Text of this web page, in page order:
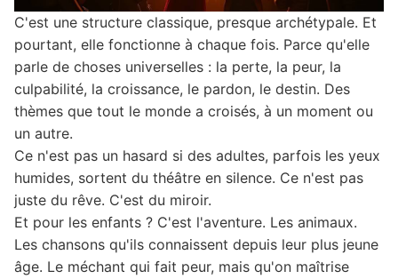
C'est une structure classique, presque archétypale. Et
pourtant, elle fonctionne à chaque fois. Parce qu'elle
parle de choses universelles : la perte, la peur, la
culpabilité, la croissance, le pardon, le destin. Des
thèmes que tout le monde a croisés, à un moment ou
un autre.
Ce n'est pas un hasard si des adultes, parfois les yeux
humides, sortent du théâtre en silence. Ce n'est pas
juste du rêve. C'est du miroir.
Et pour les enfants ? C'est l'aventure. Les animaux.
Les chansons qu'ils connaissent depuis leur plus jeune
âge. Le méchant qui fait peur, mais qu'on maîtrise